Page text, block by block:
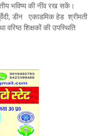
भविष्य की नींव रख सकें।
डीन एकाडमिक हेड श्रीमती
वरिष्ठ शिक्षकों की उपस्थिति